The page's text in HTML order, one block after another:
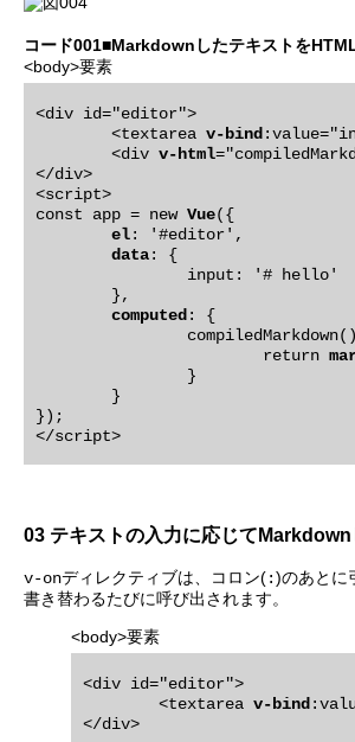
コード001■Markdownしたテキストを
<body>要素
<div id="editor">
	<textarea
v-bind
	<div
v-html
</div>
<script>
const app = new Vue({
el: '#editor',
data: {
computed: {
			return
});
03 テキストの入力に応じて
v-onディレクティブは、コロン(:)のあとに
書き替わるたびに呼び出されます。
<body>要素
<div id="editor">
	<textarea
v-bind